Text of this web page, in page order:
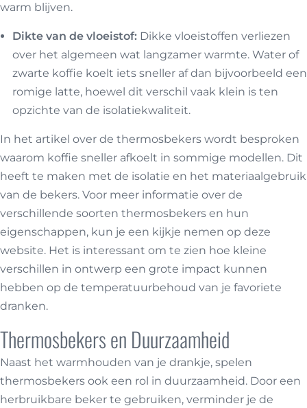
warm blijven.
Dikte van de vloeistof: Dikke vloeistoffen verliezen
over het algemeen wat langzamer warmte. Water of
zwarte koffie koelt iets sneller af dan bijvoorbeeld een
romige latte, hoewel dit verschil vaak klein is ten
opzichte van de isolatiekwaliteit.
In het artikel over de thermosbekers wordt besproken
waarom koffie sneller afkoelt in sommige modellen. Dit
heeft te maken met de isolatie en het materiaalgebruik
van de bekers. Voor meer informatie over de
verschillende soorten thermosbekers en hun
eigenschappen, kun je een kijkje nemen op deze
website. Het is interessant om te zien hoe kleine
verschillen in ontwerp een grote impact kunnen
hebben op de temperatuurbehoud van je favoriete
dranken.
Thermosbekers en Duurzaamheid
Naast het warmhouden van je drankje, spelen
thermosbekers ook een rol in duurzaamheid. Door een
herbruikbare beker te gebruiken, verminder je de